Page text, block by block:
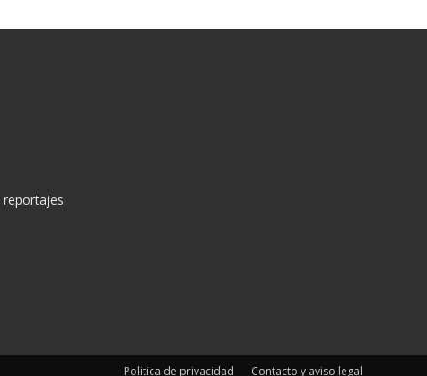
reportajes
Politica de privacidad Contacto y aviso legal